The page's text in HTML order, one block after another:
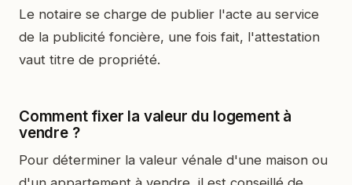
Le notaire se charge de publier l'acte au service
de la publicité foncière, une fois fait, l'attestation
vaut titre de propriété.
Comment fixer la valeur du logement à
vendre ?
Pour déterminer la valeur vénale d'une maison ou